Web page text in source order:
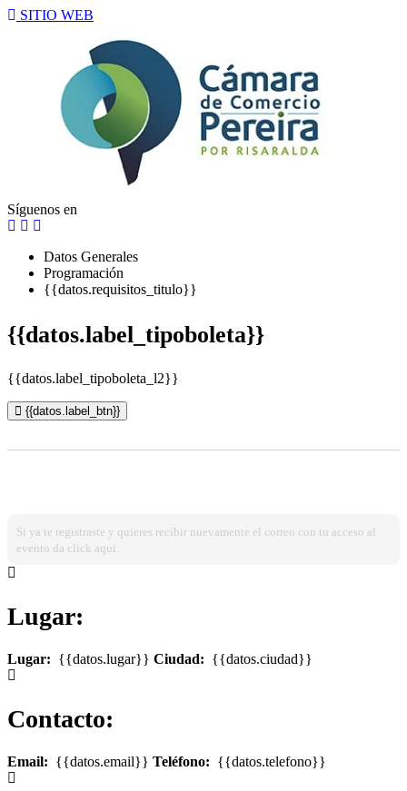
SITIO WEB
Síguenos en
Datos Generales
Programación
{{datos.requisitos_titulo}}
{{datos.label_tipoboleta}}
{{datos.label_tipoboleta_l2}}
{{datos.label_btn}}
Si ya te registraste y quieres recibir nuevamente el correo con tu acceso al
evento da click aqui.
Lugar:
Lugar: {{datos.lugar}} Ciudad: {{datos.ciudad}}
Contacto:
Email: {{datos.email}} Teléfono: {{datos.telefono}}